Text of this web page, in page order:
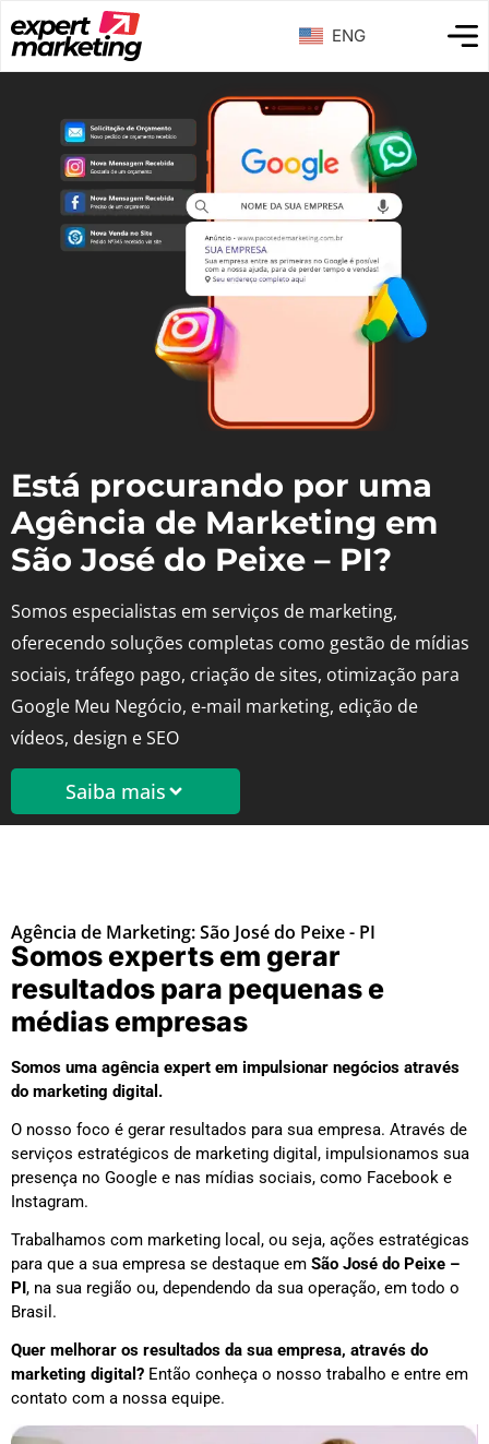
ENG
Está procurando por uma
Agência de Marketing em
São José do Peixe – PI?
Somos especialistas em serviços de marketing,
oferecendo soluções completas como gestão de mídias
sociais, tráfego pago, criação de sites, otimização para
Google Meu Negócio, e-mail marketing, edição de
vídeos, design e SEO
Saiba mais
Agência de Marketing: São José do Peixe - PI
Somos experts em gerar
resultados para pequenas e
médias empresas
Somos uma agência expert em impulsionar negócios através
do marketing digital.
O nosso foco é gerar resultados para sua empresa. Através de
serviços estratégicos de marketing digital, impulsionamos sua
presença no Google e nas mídias sociais, como Facebook e
Instagram.
Trabalhamos com marketing local, ou seja, ações estratégicas
para que a sua empresa se destaque em São José do Peixe –
PI, na sua região ou, dependendo da sua operação, em todo o
Brasil.
Quer melhorar os resultados da sua empresa, através do
marketing digital? Então conheça o nosso trabalho e entre em
contato com a nossa equipe.